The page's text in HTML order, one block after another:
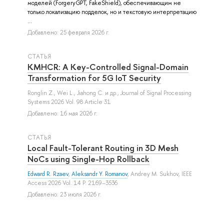
моделей (ForgeryGPT, FakeShield), обеспечивающим не
только локализацию подделок, но и текстовую интерпретацию
...
Добавлено: 25 февраля 2026 г.
СТАТЬЯ
KMHCR: A Key-Controlled Signal-Domain
Transformation for 5G IoT Security
Ronglin Z., Wei L., Jiahong C. и др., Journal of Signal Processing
Systems 2026 Vol. 98 Article 31
Добавлено: 16 мая 2026 г.
СТАТЬЯ
Local Fault-Tolerant Routing in 3D Mesh
NoCs using Single-Hop Rollback
Edward R. Rzaev, Aleksandr Y. Romanov, Andrey M. Sukhov, IEEE
Access 2026 Vol. 14 P. 2169–3536
Добавлено: 23 июля 2026 г.